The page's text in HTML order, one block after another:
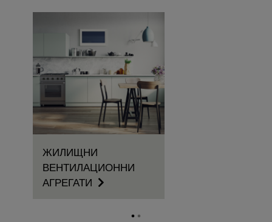
ЖИЛИЩНИ
ВЕНТИЛАЦИОННИ
АГРЕГАТИ